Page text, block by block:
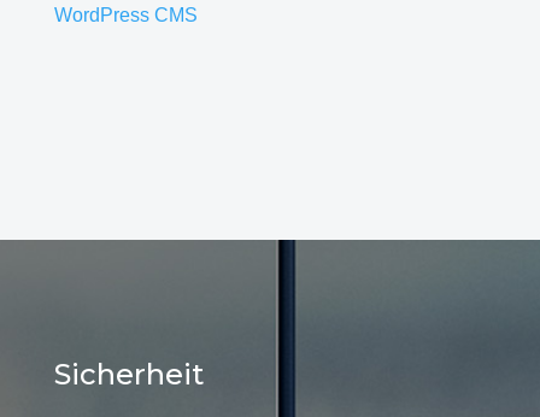
WordPress CMS
Sicherheit